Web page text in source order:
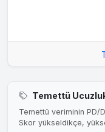
Temettü
Temettü veriminin PD/
Skor yükseldikçe,